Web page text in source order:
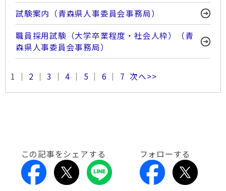
試験案内（青森県人事委員会事務局）
職員採用試験（大学卒業程度・社会人枠）（青
森県人事委員会事務局）
1 ｜ 2 ｜3 ｜4 ｜ 5 ｜ 6 ｜ 7 次へ>>
この記事をシェアする フォローする